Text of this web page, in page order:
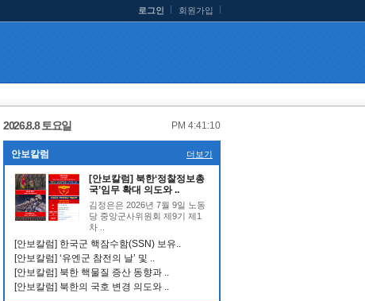
로그인 회원가입
2026.8.8 토요일 PM 4:41:11
안보칼럼 더보기
[안보칼럼] 북한‘정찰정보총
국’임무 확대 의도와 ..
김정은은 2026년 7월 9일 노동
당 중앙군사위원회 제9기 제1
차 ..
[안보칼럼] 한국군 핵잠수함(SSN) 보유..
[안보칼럼] ‘유엔군 참전의 날’ 및 ..
[안보칼럼] 북한 핵물질 증산 동향과 ..
[안보칼럼] 북한의 국호 변경 의도와 ..